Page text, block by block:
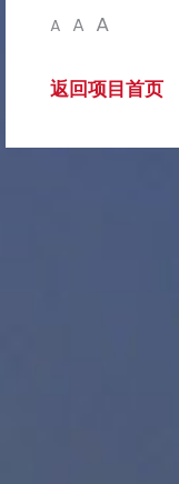
A A A
返回项目首页